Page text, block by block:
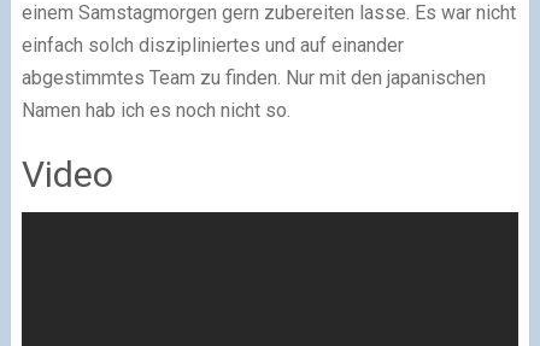
einem Samstagmorgen gern zubereiten lasse. Es war nicht
einfach solch diszipliniertes und auf einander
abgestimmtes Team zu finden. Nur mit den japanischen
Namen hab ich es noch nicht so.
Video